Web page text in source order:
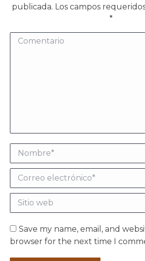
publicada. Los campos
*
Comentario
Nombre *
Correo electrónico *
Sitio web
Save my name, email, and
browser for the next time I